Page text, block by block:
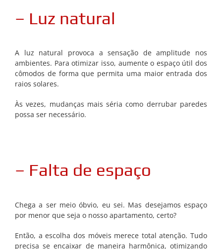
– Luz natural
A luz natural provoca a sensação de amplitude nos
ambientes. Para otimizar isso, aumente o espaço útil dos
cômodos de forma que permita uma maior entrada dos
raios solares.
Às vezes, mudanças mais séria como derrubar paredes
possa ser necessário.
– Falta de espaço
Chega a ser meio óbvio, eu sei. Mas desejamos espaço
por menor que seja o nosso apartamento, certo?
Então, a escolha dos móveis merece total atenção. Tudo
precisa se encaixar de maneira harmônica, otimizando